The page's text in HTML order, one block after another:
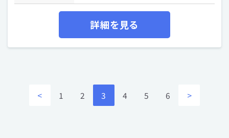
詳細を見る
< 1 2 3 4 5 6 >